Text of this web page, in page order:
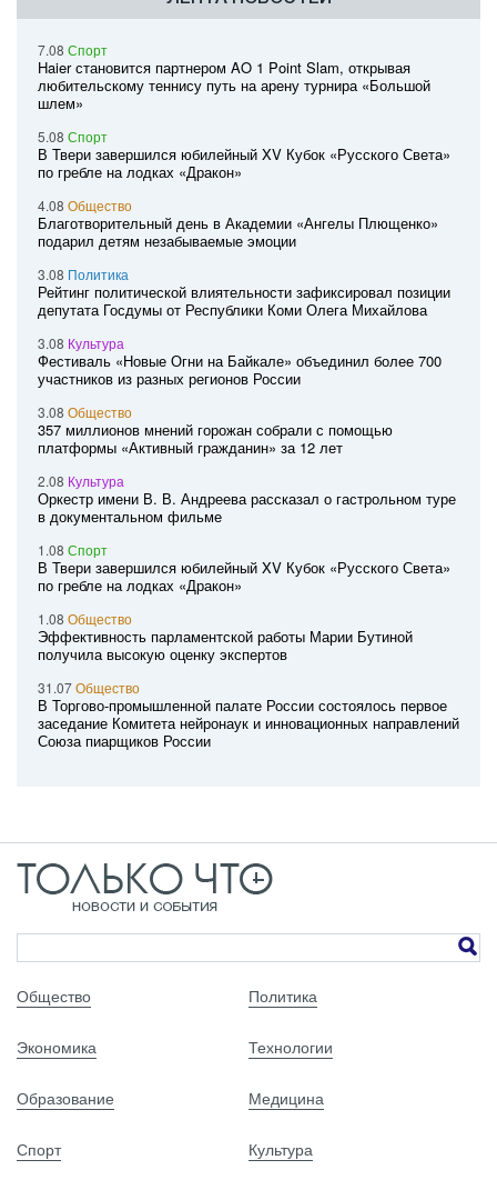
7.08 Спорт
Haier становится партнером AO 1 Point Slam, открывая
любительскому теннису путь на арену турнира «Большой
шлем»
5.08 Спорт
В Твери завершился юбилейный XV Кубок «Русского Света»
по гребле на лодках «Дракон»
4.08 Общество
Благотворительный день в Академии «Ангелы Плющенко»
подарил детям незабываемые эмоции
3.08 Политика
Рейтинг политической влиятельности зафиксировал позиции
депутата Госдумы от Республики Коми Олега Михайлова
3.08 Культура
Фестиваль «Новые Огни на Байкале» объединил более 700
участников из разных регионов России
3.08 Общество
357 миллионов мнений горожан собрали с помощью
платформы «Активный гражданин» за 12 лет
2.08 Культура
Оркестр имени В. В. Андреева рассказал о гастрольном туре
в документальном фильме
1.08 Спорт
В Твери завершился юбилейный XV Кубок «Русского Света»
по гребле на лодках «Дракон»
1.08 Общество
Эффективность парламентской работы Марии Бутиной
получила высокую оценку экспертов
31.07Общество
В Торгово-промышленной палате России состоялось первое
заседание Комитета нейронаук и инновационных направлений
Союза пиарщиков России
Общество Политика
Экономика Технологии
Образование Медицина
Спорт Культура